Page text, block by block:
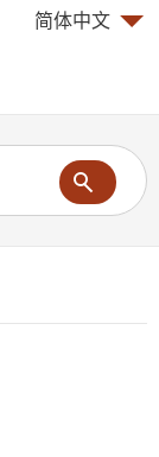
简体中文